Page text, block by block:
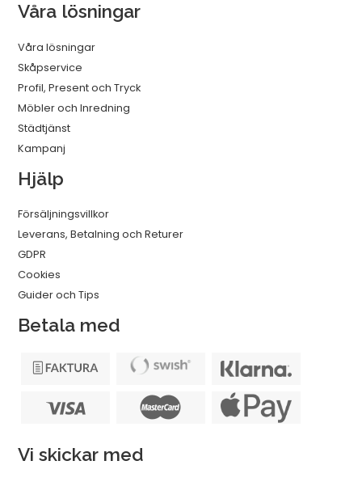
Våra lösningar
Våra lösningar
Skåpservice
Profil, Present och Tryck
Möbler och Inredning
Städtjänst
Kampanj
Hjälp
Försäljningsvillkor
Leverans, Betalning och Returer
GDPR
Cookies
Guider och Tips
Betala med
Vi skickar med